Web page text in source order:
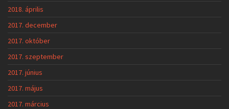
2018. április
2017. december
2017. október
2017. szeptember
2017. június
2017. május
2017. március